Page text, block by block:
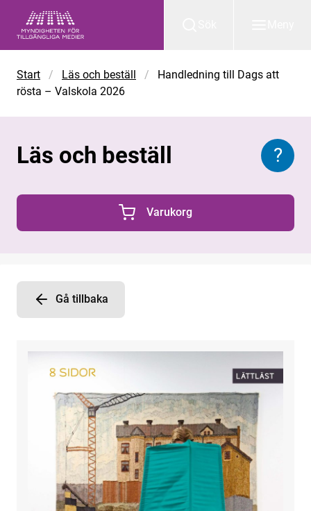
Start / Läs och beställ /
Handledning till Dags att
rösta – Valskola 2026
Läs och beställ ?
0 Produkter i varukorgen
Varukorg
Gå tillbaka